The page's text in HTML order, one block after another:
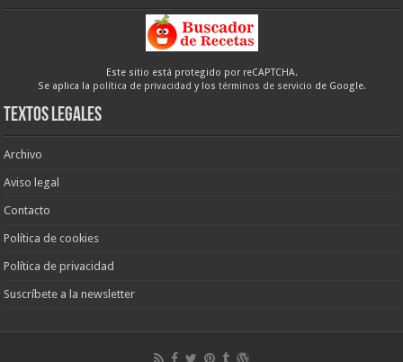
Este sitio está protegido por reCAPTCHA.
Se aplica la política de privacidad y los términos de servicio de Google.
Textos legales
Archivo
Aviso legal
Contacto
Política de cookies
Política de privacidad
Suscríbete a la newsletter